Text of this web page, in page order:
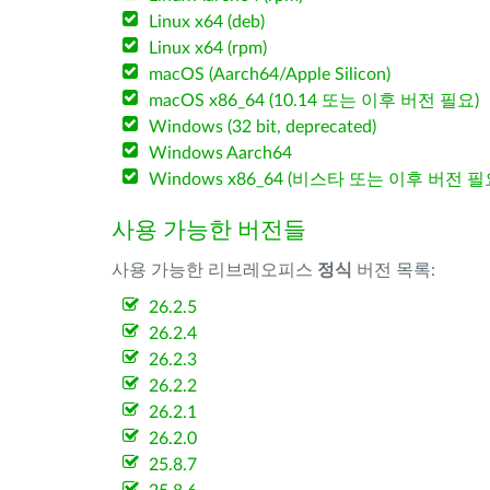
Linux x64 (deb)
Linux x64 (rpm)
macOS (Aarch64/Apple Silicon)
macOS x86_64 (10.14 또는 이후 버전 필요)
Windows (32 bit, deprecated)
Windows Aarch64
Windows x86_64 (비스타 또는 이후 버전 필
사용 가능한 버전들
사용 가능한 리브레오피스 정식 버전 목록:
26.2.5
26.2.4
26.2.3
26.2.2
26.2.1
26.2.0
25.8.7